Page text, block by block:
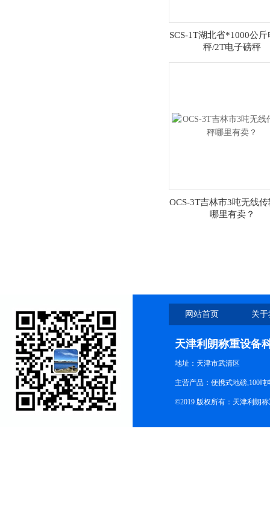
SCS-1T湖北省*1000公
秤/2T电子磅秤
OCS-3T吉林市3吨无线
哪里有卖？
网站首页 关
天津利朗称重设备
地址：天津市武清区
主营产品：便携式地磅,100
©2019 版权所有：天津利朗